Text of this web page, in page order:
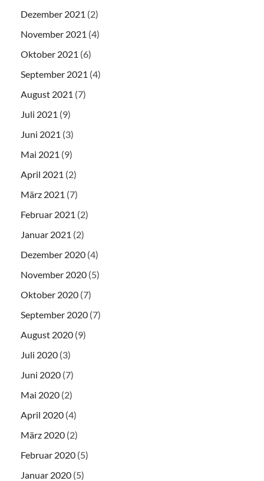
Dezember 2021 (2)
November 2021 (4)
Oktober 2021 (6)
September 2021 (4)
August 2021 (7)
Juli 2021 (9)
Juni 2021 (3)
Mai 2021 (9)
April 2021 (2)
März 2021 (7)
Februar 2021 (2)
Januar 2021 (2)
Dezember 2020 (4)
November 2020 (5)
Oktober 2020 (7)
September 2020 (7)
August 2020 (9)
Juli 2020 (3)
Juni 2020 (7)
Mai 2020 (2)
April 2020 (4)
März 2020 (2)
Februar 2020 (5)
Januar 2020 (5)